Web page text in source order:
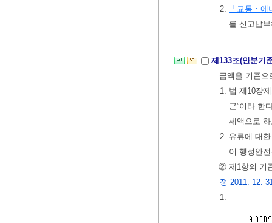
2.
「교통ㆍ
를 신고납
제133조(안분기
금액을 기준
1. 법 제10장
군”이라 한
세액으로
2. 유류에 대
이 행정안
② 제1항의 기
정 2011. 12.
1.